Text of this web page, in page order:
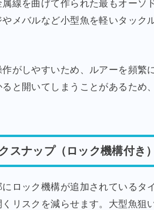
属線を曲げて作られた最もオーソ
やメバルなど小型魚を軽いタッ
作がしやすいため、ルアーを頻繁
ると開いてしまうことがあるため
スナップ（ロック機構付き）
にロック機構が追加されているタ
くリスクを減らせます。大型魚狙